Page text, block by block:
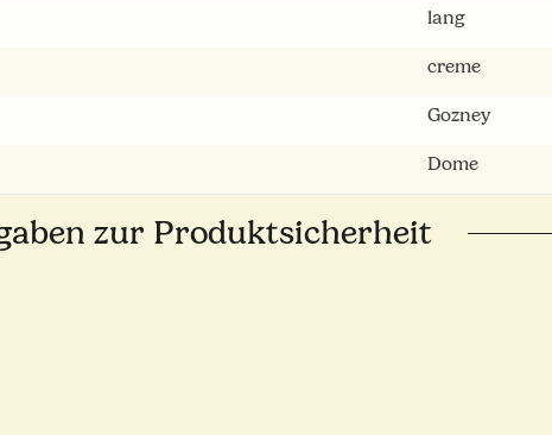
lang
creme
Gozney
Dome
zur Produktsicherheit